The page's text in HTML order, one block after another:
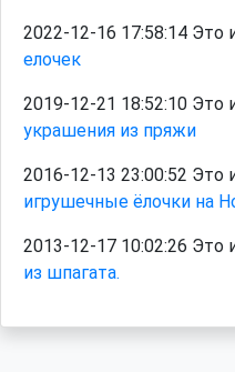
2022-12-16 17:58:14 Это
елочек
2019-12-21 18:52:10 Это
украшения из пряжи
2016-12-13 23:00:52 Это
игрушечные ёлочки на
2013-12-17 10:02:26 Это
из шпагата.